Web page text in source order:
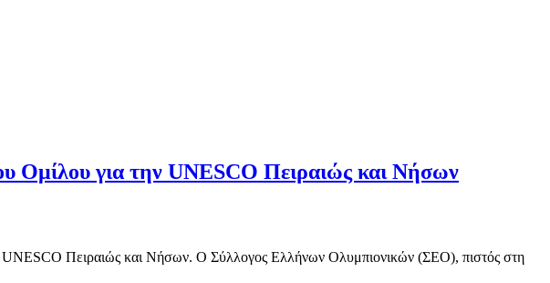
Ομίλου για την UNESCO Πειραιώς και Νήσων
UNESCO Πειραιώς και Νήσων. Ο Σύλλογος Ελλήνων Ολυμπιονικών (ΣΕΟ), πιστός στη